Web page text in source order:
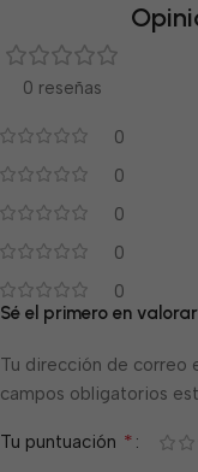
0 reseñas
0
0
0
0
0
Sé el primero en
Tu dirección de correo
campos obligatorios
Tu puntuación *